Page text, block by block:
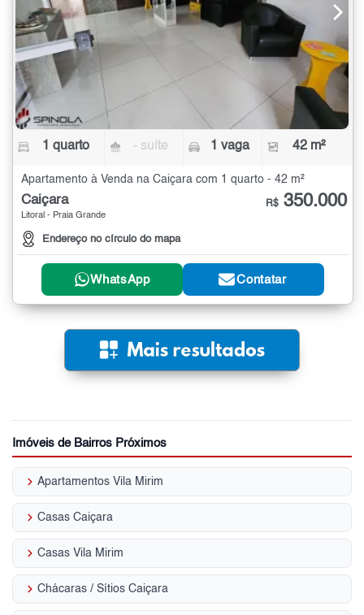
1 quarto - suíte 1 vaga 42 m²
Apartamento à Venda na Caiçara com 1 quarto - 42 m²
Caiçara
Litoral - Praia Grande
Endereço no círculo do mapa
R$ 350.000
WhatsApp Contatar
Imóveis de Bairros Próximos
keyboard_arrow_right Apartamentos Vila Mirim
keyboard_arrow_right Casas Caiçara
keyboard_arrow_right Casas Vila Mirim
keyboard_arrow_right Chácaras / Sítios Caiçara